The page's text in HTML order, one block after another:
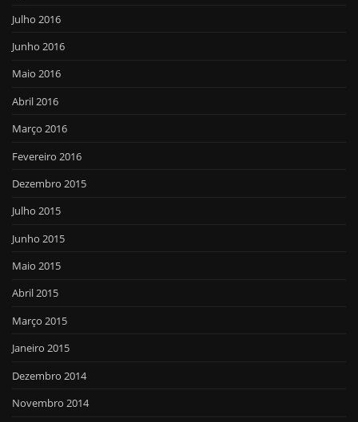
Julho 2016
Junho 2016
Maio 2016
Abril 2016
Março 2016
Fevereiro 2016
Dezembro 2015
Julho 2015
Junho 2015
Maio 2015
Abril 2015
Março 2015
Janeiro 2015
Dezembro 2014
Novembro 2014